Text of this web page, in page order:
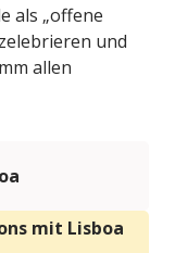
als „offene
und
allen
mit Lisboa